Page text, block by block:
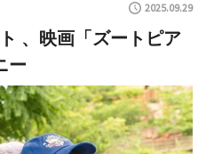
2025.09.29
、映画「ズートピア
ー